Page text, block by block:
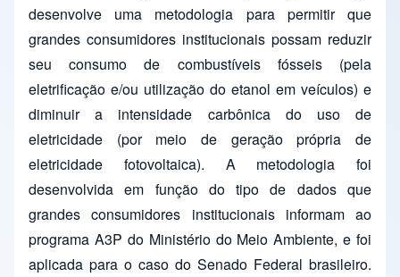
desenvolve uma metodologia para permitir que
grandes consumidores institucionais possam reduzir
seu consumo de combustíveis fósseis (pela
eletrificação e/ou utilização do etanol em veículos) e
diminuir a intensidade carbônica do uso de
eletricidade (por meio de geração própria de
eletricidade fotovoltaica). A metodologia foi
desenvolvida em função do tipo de dados que
grandes consumidores institucionais informam ao
programa A3P do Ministério do Meio Ambiente, e foi
aplicada para o caso do Senado Federal brasileiro.